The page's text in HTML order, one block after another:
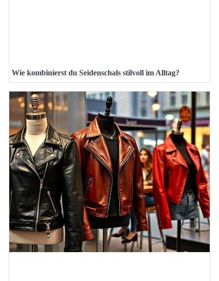
Wie kombinierst du Seidenschals stilvoll im Alltag?